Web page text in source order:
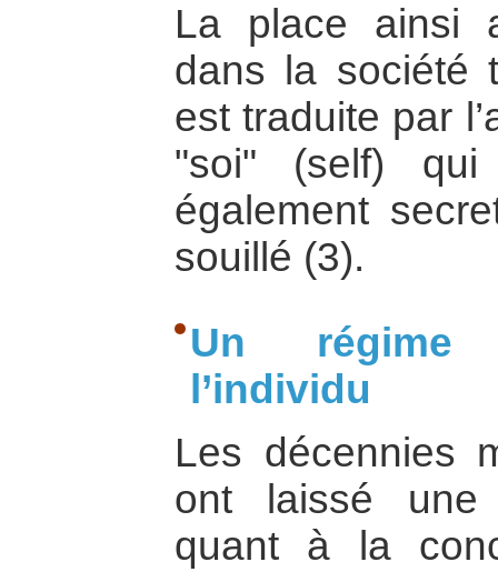
La place ainsi
dans la société
est traduite par
"soi" (self)
également
souillé (3).
Un régime
l’individu
Les décennies
ont laissé une
quant à la